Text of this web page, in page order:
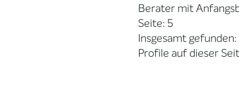
Berater mit
Seite: 5
Insgesamt
Profile auf dieser